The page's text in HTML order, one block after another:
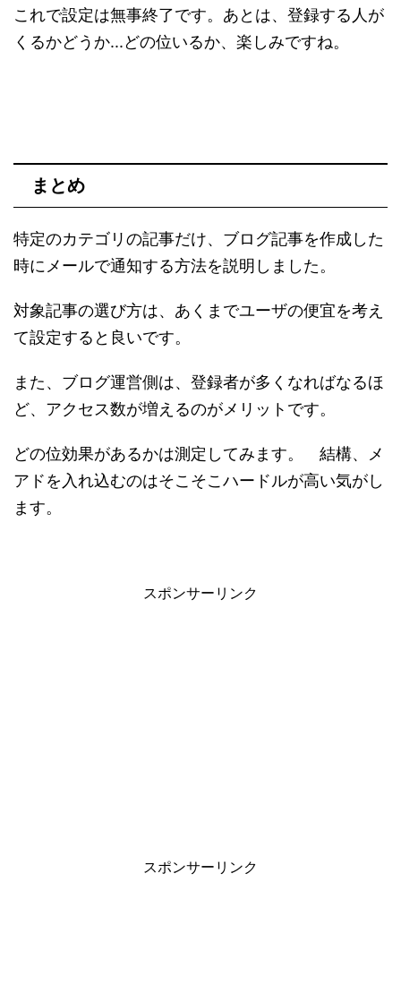
これで設定は無事終了です。あとは、登録する人が
くるかどうか...どの位いるか、楽しみですね。
まとめ
特定のカテゴリの記事だけ、ブログ記事を作成した
時にメールで通知する方法を説明しました。
対象記事の選び方は、あくまでユーザの便宜を考え
て設定すると良いです。
また、ブログ運営側は、登録者が多くなればなるほ
ど、アクセス数が増えるのがメリットです。
どの位効果があるかは測定してみます。 結構、メ
アドを入れ込むのはそこそこハードルが高い気がし
ます。
スポンサーリンク
スポンサーリンク